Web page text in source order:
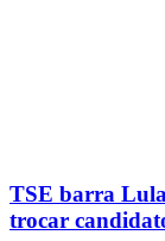
TSE barra
trocar